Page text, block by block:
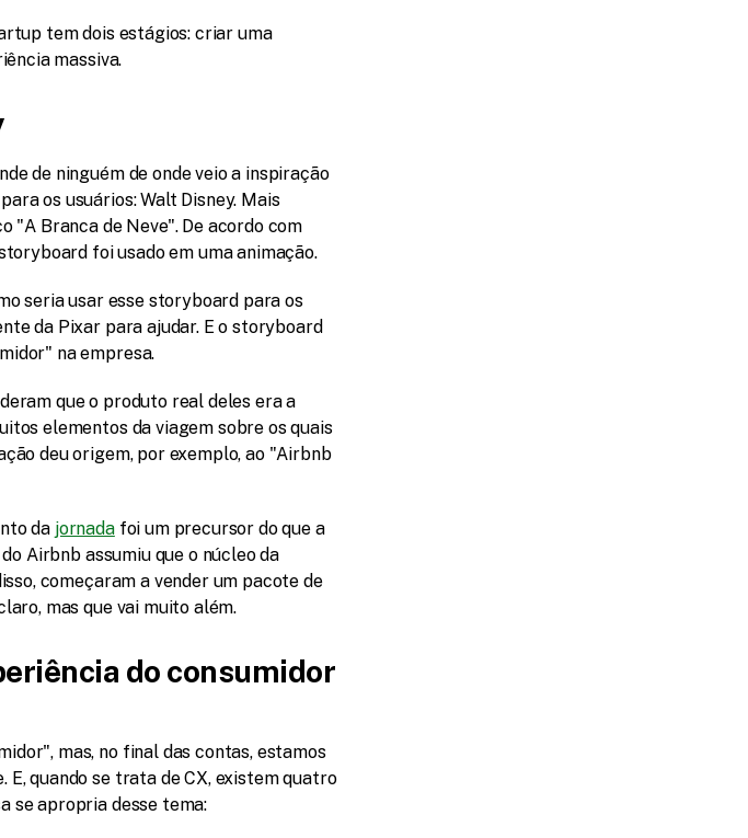
tem dois estágios: criar uma
massiva.
de ninguém de onde veio a inspiração
os usuários: Walt Disney. Mais
"A Branca de Neve". De acordo com
foi usado em uma animação.
seria usar esse storyboard para os
da Pixar para ajudar. E o storyboard
na empresa.
que o produto real deles era a
elementos da viagem sobre os quais
deu origem, por exemplo, ao "Airbnb
da jornada foi um precursor do que a
Airbnb assumiu que o núcleo da
começaram a vender um pacote de
mas que vai muito além.
do consumidor
mas, no final das contas, estamos
E, quando se trata de CX, existem quatro
se apropria desse tema: